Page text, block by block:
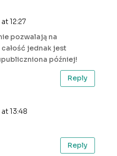
12:27
pozwalają na
jednak jest
później!
Reply
13:48
Reply